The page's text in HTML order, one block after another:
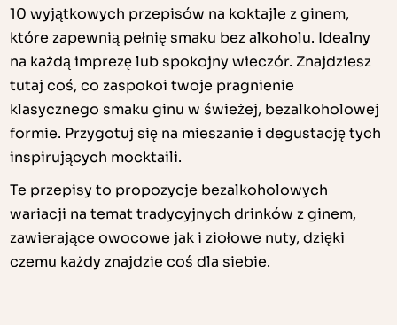
10 wyjątkowych przepisów na koktajle z ginem,
które zapewnią pełnię smaku bez alkoholu. Idealny
na każdą imprezę lub spokojny wieczór. Znajdziesz
tutaj coś, co zaspokoi twoje pragnienie
klasycznego smaku ginu w świeżej, bezalkoholowej
formie. Przygotuj się na mieszanie i degustację tych
inspirujących mocktaili.
Te przepisy to propozycje bezalkoholowych
wariacji na temat tradycyjnych drinków z ginem,
zawierające owocowe jak i ziołowe nuty, dzięki
czemu każdy znajdzie coś dla siebie.